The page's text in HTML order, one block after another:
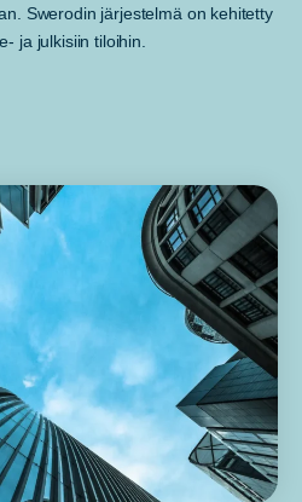
Swerodin järjestelmä on kehitetty
ja julkisiin tiloihin.